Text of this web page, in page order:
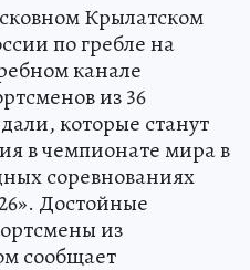
Крылатском
по гребле на
канале
из 36
которые станут
в чемпионате мира в
соревнованиях
Достойные
из
сообщает